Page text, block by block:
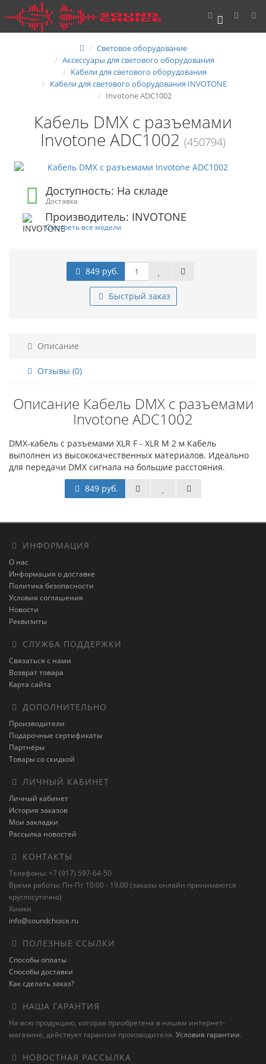
0
Световое оборудование
Аксессуары для светового оборудования
Кабели для светового оборудования
Кабели для светового оборудования INVOTONE
Invotone ADC1002
Кабель DMX с разъемами
Invotone ADC1002 (450794)
Доступность: На складе
Доставка
Производитель: INVOTONE
Смотреть все модели
849 руб.
Быстрый заказ
Описание
Отзывы (0)
Описание Кабель DMX с разъемами
Invotone ADC1002
DMX-кабель с разъемами XLR F - XLR M 2 м Кабель
выполнен из высококачественных материалов. Идеально
для передачи DMX сигнала на большие расстояния.
849 руб.
ИНФОРМАЦИЯ
О нас
Информация о доставке
Политика безопасности
Условия соглашения
Новости
Реквизиты
СЛУЖБА ПОДДЕРЖКИ
Связаться с нами
Возврат товара
Карта сайта
ДОПОЛНИТЕЛЬНО
Производители
Подарочные сертификаты
Партнёры
Товары со скидкой
ЛИЧНЫЙ КАБИНЕТ
Личный кабинет
История заказов
Мои закладки
Рассылка новостей
КОНТАКТЫ
Телефоны: +7 (917) 597-64-50
Время работы: Пн-Пт 10:00 - 19:00 (заказы онлайн принимаются
круглосуточно)
Химки
info@soundchoice.ru
ПОЛЕЗНЫЕ ССЫЛКИ
Способы оплаты
Способы доставки
Как сделать заказ?
НАША ГАРАНТИЯ
На всю продукцию, которая приобретена в нашем интернет-
магазине, действует гарантия производителя. Условия гарантии.
НОВОСТНАЯ РАССЫЛКА